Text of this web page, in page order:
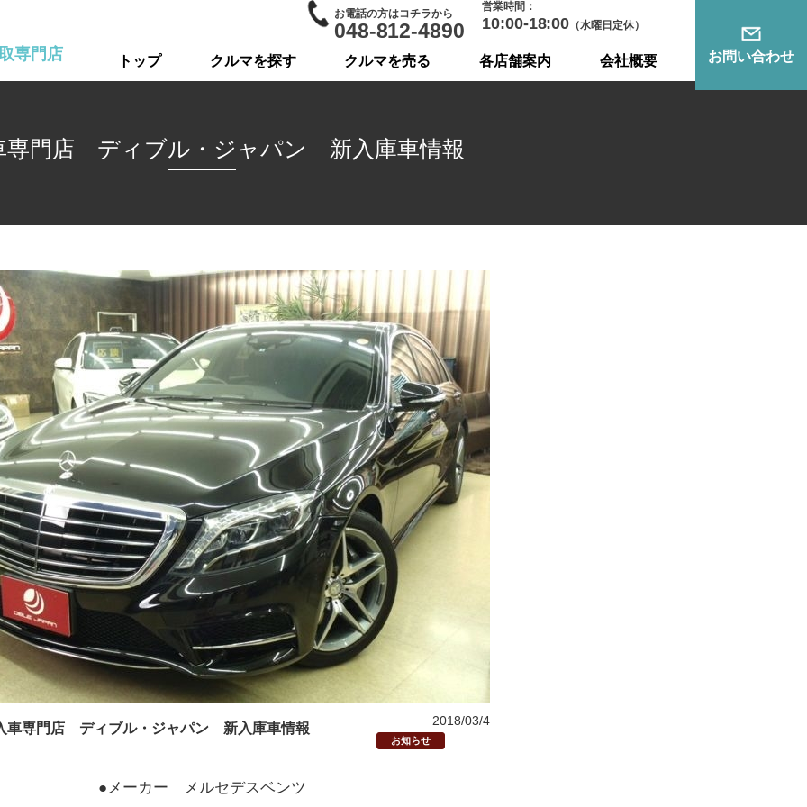
専門店
お電話の方はコチラから
048-812-4890
営業時間：
10:00-18:00 （水曜日定休）
トップ クルマを探す クルマを売る 各店舗案内 会社概要 お問い合わせ
専門店 ディブル・ジャパン 新入庫車情報
車専門店 ディブル・ジャパン 新入庫車情報 2018/03/4
お知らせ
●メーカー メルセデスベンツ